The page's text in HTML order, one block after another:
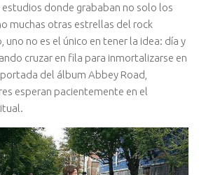
donde grababan no solo los
muchas otras estrellas del rock
uno no es el único en tener la idea: día y
cruzar en fila para inmortalizarse en
del álbum Abbey Road,
esperan pacientemente en el